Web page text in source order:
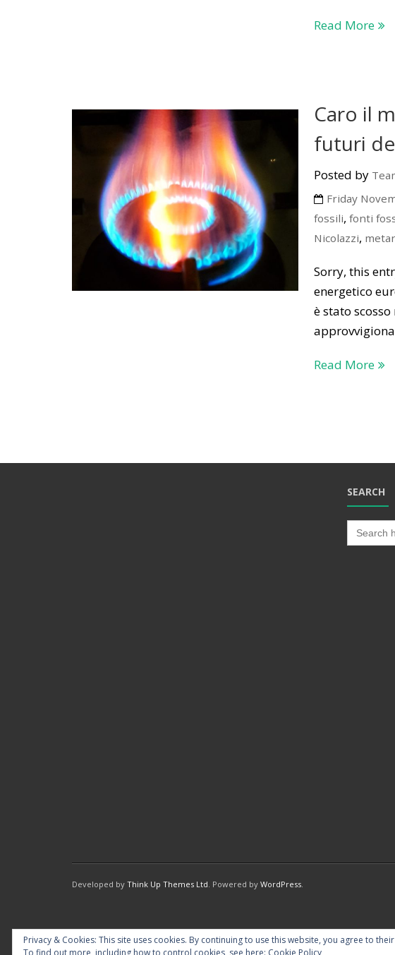
Read More
Caro il
futuri
Posted by
Friday
fossili, fonti
Nicolazzi,
Sorry, this
energetico
è stato
Read More
SEARCH
Search
for:
Developed by Think Up Themes Ltd. Powered by WordPress.
Privacy & Cookies: This site uses cookies. By continuing to use this website, you agree to their
To find out more, including how to control cookies, see here: Cookie Policy